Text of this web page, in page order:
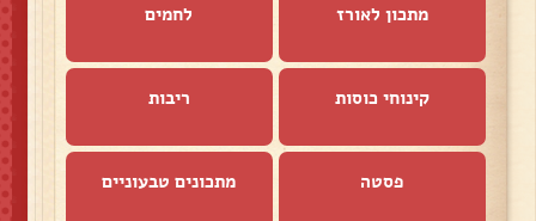
מתכון לאורז לחמים
קינוחי כוסות ריבות
פסטה מתכונים טבעוניים